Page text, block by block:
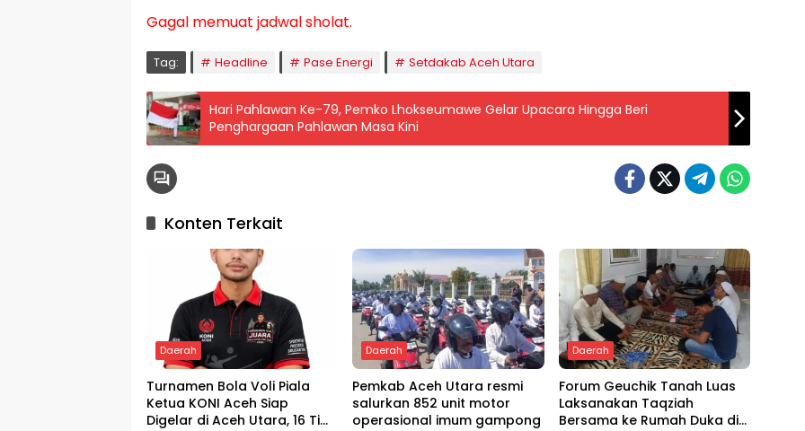
Gagal memuat jadwal sholat.
Tag: Headline Pase Energi Setdakab Aceh Utara
Hari Pahlawan Ke-79, Pemko Lhokseumawe Gelar Upacara Hingga Beri
Penghargaan Pahlawan Masa Kini
Konten Terkait
Daerah
Turnamen Bola Voli Piala
Ketua KONI Aceh Siap
Digelar di Aceh Utara, 16 Tim
Daerah
Pemkab Aceh Utara resmi
salurkan 852 unit motor
operasional imum gampong
Daerah
Forum Geuchik Tanah Luas
Laksanakan Taqziah
Bersama ke Rumah Duka di